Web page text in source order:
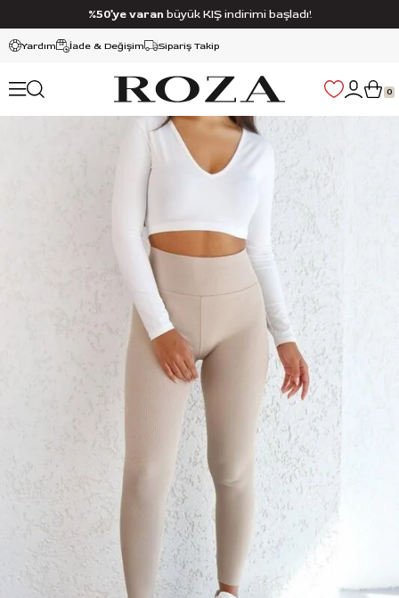
Yardım İade & Değişim Sipariş Takip
%50’ye varan büyük KIŞ indirimi başladı!
0